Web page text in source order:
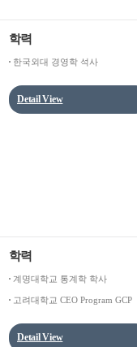
학력
한국외대 경영학 석사
Detail View
학력
계명대학교 통계학 학사
고려대학교 CEO Program GCP
Detail View